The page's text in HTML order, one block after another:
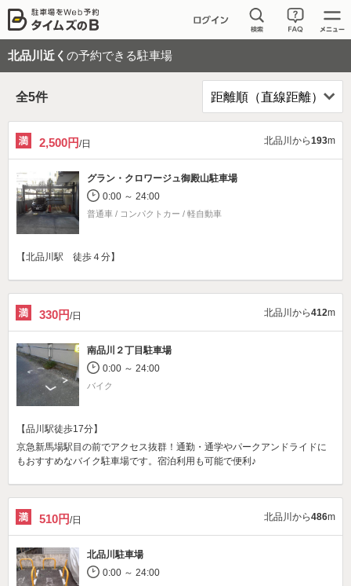
北品川近く の予約できる駐車場
全5件
2,500円/日 北品川から193m
グラン・クロワージュ御殿山駐車場
0:00 ～ 24:00
普通車 / コンパクトカー / 軽自動車
【北品川駅 徒歩４分】
330円/日 北品川から412m
南品川２丁目駐車場
0:00 ～ 24:00
バイク
【品川駅徒歩17分】
京急新馬場駅目の前でアクセス抜群！通勤・通学やパークアンドライドに
もおすすめなバイク駐車場です。宿泊利用も可能で便利♪
510円/日 北品川から486m
北品川駐車場
0:00 ～ 24:00